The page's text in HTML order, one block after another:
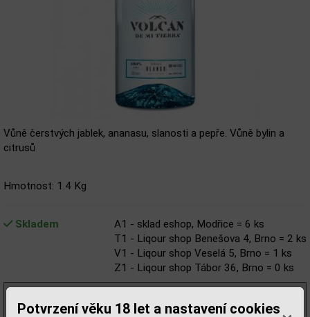
Potvrzení věku 18 let a nastavení cookies
Vůně čerstvých jablek, ananasu, slanosti a pepře. Vůně bylin a
citrusů
Hmotnost: 1.4 Kg
Skladem
A1 - sklad eshop, Modřice = 6 ks
T1 - Liqour shop Benešova 4, Brno = 2 ks
V1 - Liqour shop Veselá 5, Brno = 1 ks
Z1 - Liqour shop Tábor 36, Brno = 0 ks